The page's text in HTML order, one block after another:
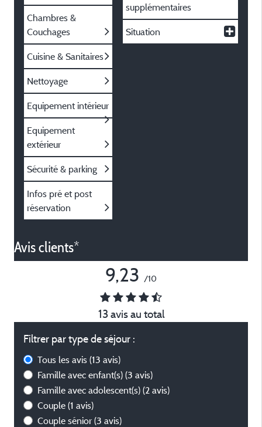
Chambres &
Couchages
Cuisine & Sanitaires
Nettoyage
Equipement intérieur
Equipement
extérieur
Sécurité & parking
Infos pré et post
réservation
supplémentaires
Situation
Avis clients*
9,23 /10
13 avis au total
Filtrer par type de séjour :
Tous les avis (13 avis)
Famille avec enfant(s) (3 avis)
Famille avec adolescent(s) (2 avis)
Couple (1 avis)
Couple sénior (3 avis)